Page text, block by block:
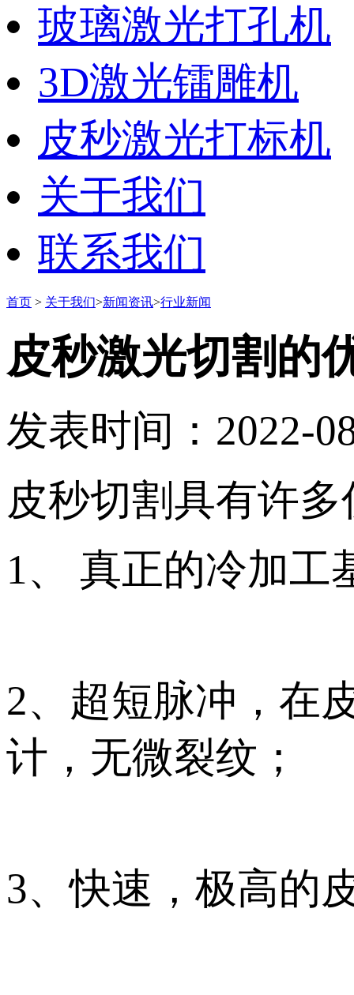
玻璃激光打孔机
3D激光镭雕机
皮秒激光打标机
关于我们
联系我们
首页 > 关于我们>新闻资讯>行业新闻
皮秒激光切割的
发表时间：2022-
皮秒切割具有许
1、 真正的冷加工
2、超短脉冲，在
计，无微裂纹；
3、快速，极高的